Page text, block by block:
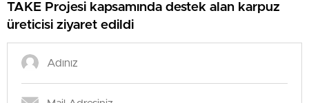
TAKE Projesi kapsamında destek alan karpuz
üreticisi ziyaret edildi